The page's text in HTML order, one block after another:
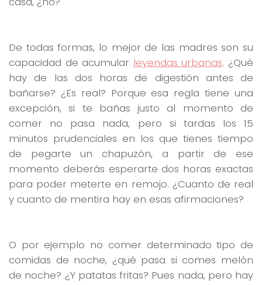
De todas formas, lo mejor de las madres son su
capacidad de acumular leyendas urbanas. ¿Qué
hay de las dos horas de digestión antes de
bañarse? ¿Es real? Porque esa regla tiene una
excepción, si te bañas justo al momento de
comer no pasa nada, pero si tardas los 15
minutos prudenciales en los que tienes tiempo
de pegarte un chapuzón, a partir de ese
momento deberás esperarte dos horas exactas
para poder meterte en remojo. ¿Cuanto de real
y cuanto de mentira hay en esas afirmaciones?
O por ejemplo no comer determinado tipo de
comidas de noche, ¿qué pasa si comes melón
de noche? ¿Y patatas fritas? Pues nada, pero hay